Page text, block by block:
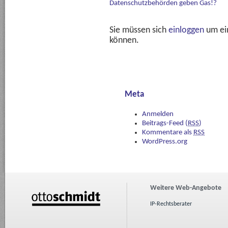
Datenschutzbehörden geben Gas!?
Sie müssen sich einloggen um
können.
Meta
Anmelden
Beitrags-Feed ( RSS)
Kommentare als RSS
WordPress.org
Weitere Web-Angebote
IP-Rechtsberater